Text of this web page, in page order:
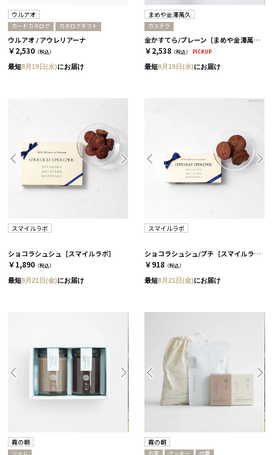
ウルアオ
カードカタログ カタログギフト
ウルアオ / アウレリアーナ
￥2,530 （税込）
最短8月19日(水)にお届け
まめや金澤萬久
カステラ
金かすてら/プレーン［まめや金澤萬久］
￥2,538 （税込） PICKUP
最短8月19日(水)にお届け
スマイルラボ
ショコラシュシュ［スマイルラボ］
￥1,890 （税込）
最短8月21日(金)にお届け
スマイルラボ
ショコラシュシュ/プチ［スマイルラボ］
￥918 （税込）
最短8月21日(金)にお届け
霧の朝 霧の朝